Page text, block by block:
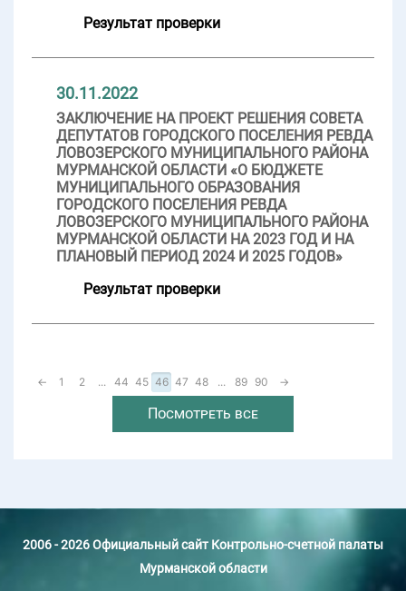
Результат проверки
30.11.2022
ЗАКЛЮЧЕНИЕ НА ПРОЕКТ РЕШЕНИЯ СОВЕТА
ДЕПУТАТОВ ГОРОДСКОГО ПОСЕЛЕНИЯ РЕВДА
ЛОВОЗЕРСКОГО МУНИЦИПАЛЬНОГО РАЙОНА
МУРМАНСКОЙ ОБЛАСТИ «О БЮДЖЕТЕ
МУНИЦИПАЛЬНОГО ОБРАЗОВАНИЯ
ГОРОДСКОГО ПОСЕЛЕНИЯ РЕВДА
ЛОВОЗЕРСКОГО МУНИЦИПАЛЬНОГО РАЙОНА
МУРМАНСКОЙ ОБЛАСТИ НА 2023 ГОД И НА
ПЛАНОВЫЙ ПЕРИОД 2024 И 2025 ГОДОВ»
Результат проверки
← 1 2 ... 44 45 46 47 48 ... 89 90 →
Посмотреть все
2006 - 2026 Официальный сайт Контрольно-счетной палаты
Мурманской области